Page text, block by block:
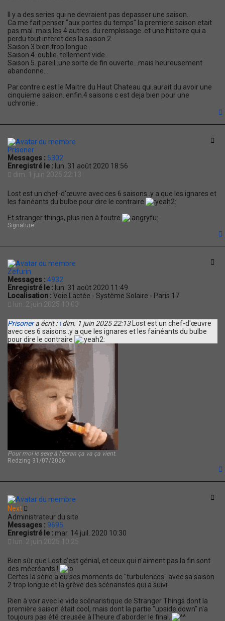
Il y a des series qui ne devraient pas depasser une saison..
Ca me fait penser "aux portes du temps" la premiere saison etait
pas mal..mais les 4 autres..du remplissage..et une histoire qui a
perdu tout interet.des la saison 2.
Saison 3 bien.trop longue..
Saison 4..oublie..tellement.vide..
Saison 5..pareil..une sorte de fin ouverte...mais heureusement
abandonne...
Par.contre c est le Maitre du Haut Chateau qui.aurait du avoir une
cinquieme saison..enfin.4 saisons c est deja bien pour une
uchronie..
Prisoner
Messages : 5302
Enregistré le : lun. 31 août 2020 18:56
dim. 1 juin 2025 22:13
Lost est un chef-d'œuvre avec ces 6 saisons..y a que les ignares et
les fainéants du bulbe pour dire le contraire
Et stranger things, plus rien à foutre
Signature
Zefurin
Messages : 4932
Enregistré le : lun. 31 août 2020 11:49
Localisation : Voie Lactée - Système Solaire - Paris 17
lun. 2 juin 2025 10:03
Prisonera écrit : ↑dim. 1 juin 2025 22:13Lost est un chef-d'œuvre
avec ces 6 saisons..y a que les ignares et les fainéants du bulbe
pour dire le contraire
Pour moi le sexe à l'écran ça va ça vient.
Redzing 31/07/2026
Next
Administrateur du site
Messages : 9695
Enregistré le : mar. 14 juil. 2020 10:30
lun. 2 juin 2025 10:25
Bien sûr que Lost c'est génial, et ceux qui n'aiment pas la fin sont
des mécréants !
Certes la série a eu ses moments de "turbulences" avec sa saison
2 trop longue et la grève des scénaristes qui a suivi.
Rien à voir avec le vide scénaristique de Stranger Things dont la
première saison était cool, mais dont la partie "upside down" n'a
toujours pas été creusée à l'heure d'aborder le final.